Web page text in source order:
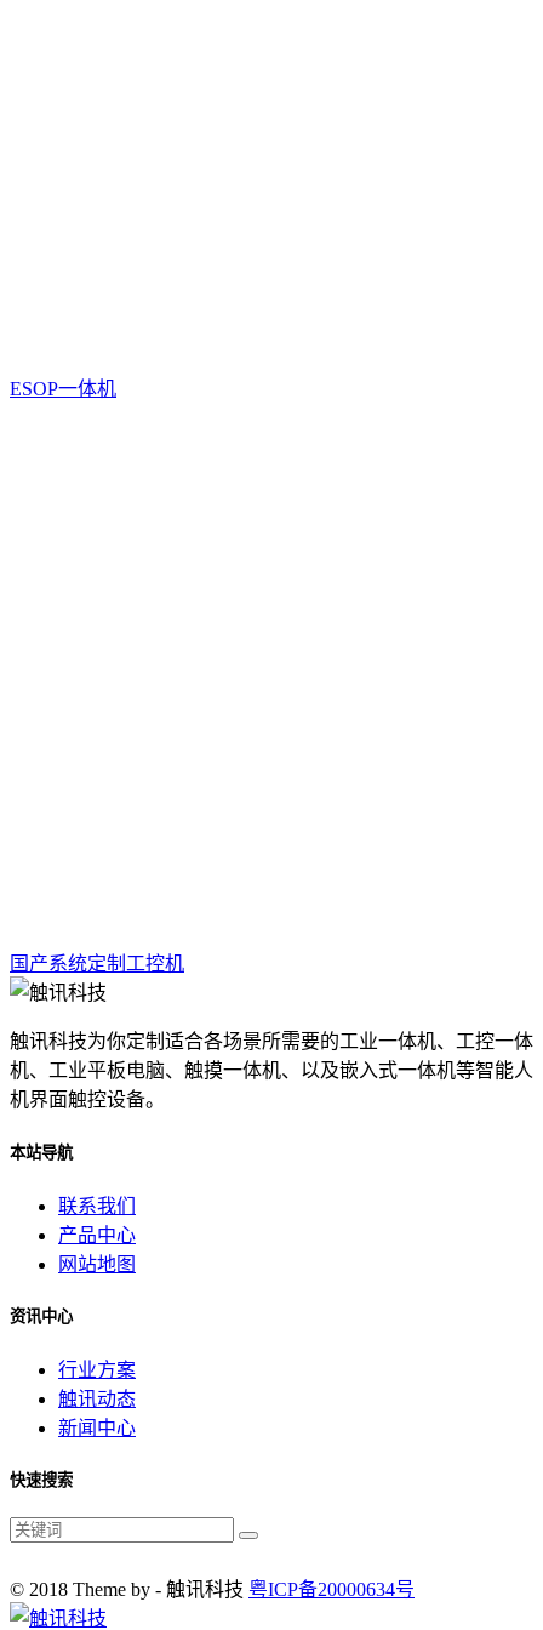
ESOP一体机
国产系统定制工控机
触讯科技为你定制适合各场景所需要的工业一体机、工控一体
机、工业平板电脑、触摸一体机、以及嵌入式一体机等智能人
机界面触控设备。
本站导航
联系我们
产品中心
网站地图
资讯中心
行业方案
触讯动态
新闻中心
快速搜索
© 2018 Theme by - 触讯科技 粤ICP备20000634号